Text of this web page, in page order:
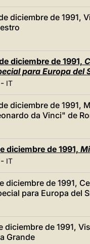
diciembre de 1991,
diciembre de 1991,
para Europa del
IT
diciembre de 1991,
da Vinci" de
diciembre de 1991,
IT
diciembre de 1991,
para Europa del
diciembre de 1991,
Grande